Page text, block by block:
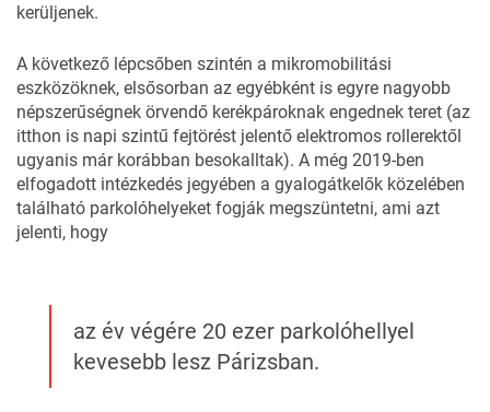
kerüljenek.
A következő lépcsőben szintén a mikromobilitási
eszközöknek, elsősorban az egyébként is egyre nagyobb
népszerűségnek örvendő kerékpároknak engednek teret (az
itthon is napi szintű fejtörést jelentő elektromos rollerektől
ugyanis már korábban besokalltak). A még 2019-ben
elfogadott intézkedés jegyében a gyalogátkelők közelében
található parkolóhelyeket fogják megszüntetni, ami azt
jelenti, hogy
az év végére 20 ezer parkolóhellyel
kevesebb lesz Párizsban.